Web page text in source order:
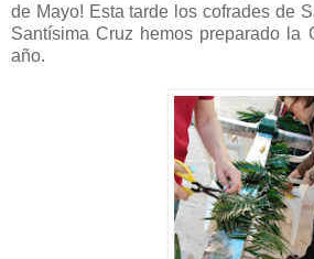
de Mayo! Esta tarde los cofrades de
Santísima Cruz hemos preparado la
año.